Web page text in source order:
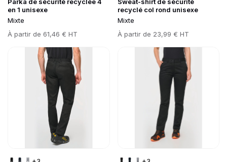
Parka de sécurité recyclée 4
en 1 unisexe
Mixte
Prix
À partir de 61,46 € HT
Sweat-shirt de sécurité
recyclé col rond unisexe
Mixte
Prix
À partir de 23,99 € HT
Go to product page Go to product page